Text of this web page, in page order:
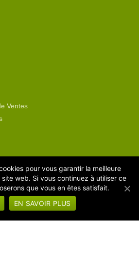
Ventes
pour vous garantir la meilleure
web. Si vous continuez à utiliser ce
que vous en êtes satisfait.
EN SAVOIR PLUS